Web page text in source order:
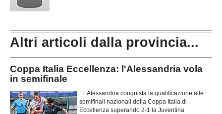
Altri articoli dalla provincia...
Coppa Italia Eccellenza: l'Alessandria vola
in semifinale
L’Alessandria conquista la qualificazione alle
semifinali nazionali della Coppa Italia di
Eccellenza superando 2-1 la Juventina